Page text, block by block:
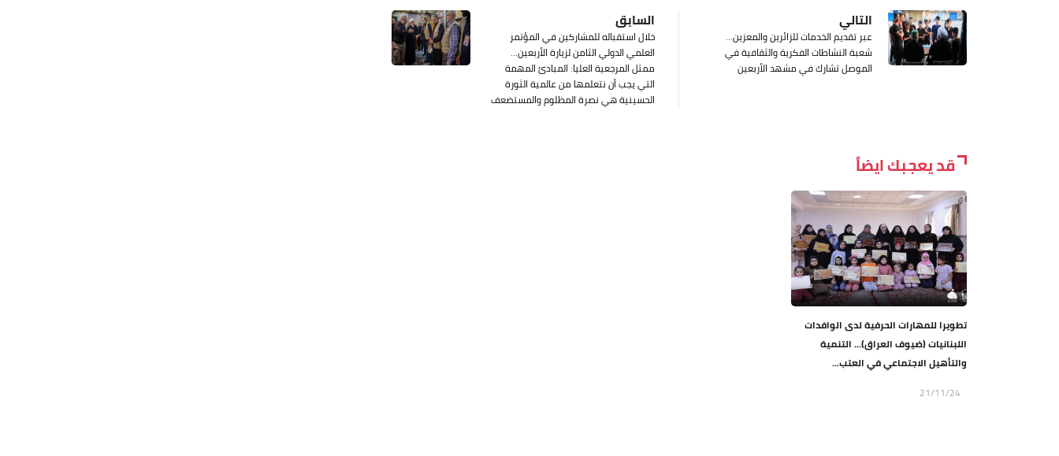
السابق
خلال استقباله للمشاركين في المؤتمر
العلمي الدولي الثامن لزيارة الأربعين...
ممثل المرجعية العليا: المبادئ المهمة
التي يجب أن نتعلمها من عالمية الثورة
الحسينية هي نصرة المظلوم والمستضعف
التالي
عبر تقديم الخدمات للزائرين والمعزين...
شعبة النشاطات الفكرية والثقافية في
الموصل تشارك في مشهد الأربعين
قد يعجبك ايضاً
تطويرا للمهارات الحرفية لدى الوافدات
اللبنانيات (ضيوف العراق)... التنمية
والتأهيل الاجتماعي في العتب...
21/11/24